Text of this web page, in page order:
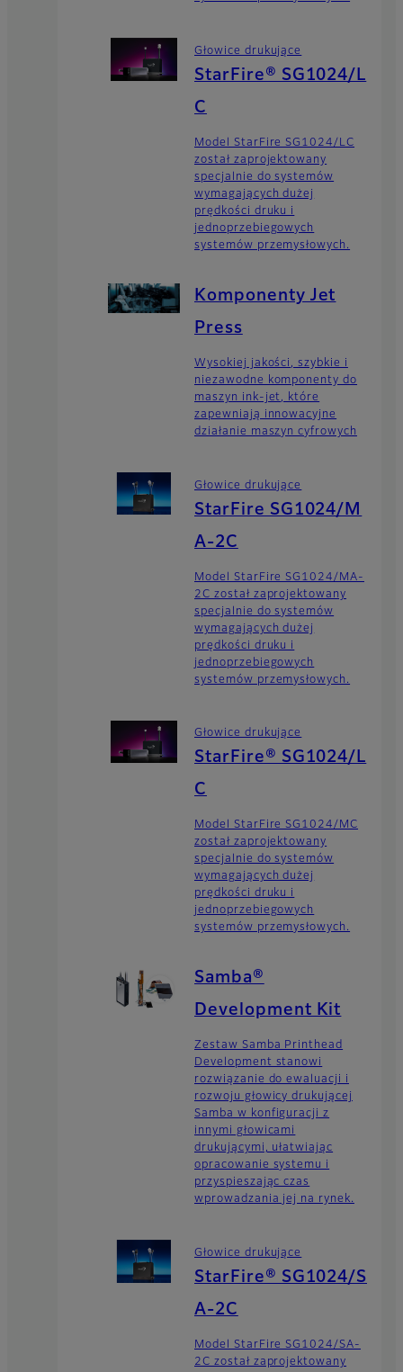
Głowice drukujące
StarFire® SG1024/L
C
Model StarFire SG1024/LC
został zaprojektowany
specjalnie do systemów
wymagających dużej
prędkości druku i
jednoprzebiegowych
systemów przemysłowych.
Komponenty Jet
Press
Wysokiej jakości, szybkie i
niezawodne komponenty do
maszyn ink-jet, które
zapewniają innowacyjne
działanie maszyn cyfrowych
Głowice drukujące
StarFire SG1024/M
A-2C
Model StarFire SG1024/MA-
2C został zaprojektowany
specjalnie do systemów
wymagających dużej
prędkości druku i
jednoprzebiegowych
systemów przemysłowych.
Głowice drukujące
StarFire® SG1024/L
C
Model StarFire SG1024/MC
został zaprojektowany
specjalnie do systemów
wymagających dużej
prędkości druku i
jednoprzebiegowych
systemów przemysłowych.
Samba®
Development Kit
Zestaw Samba Printhead
Development stanowi
rozwiązanie do ewaluacji i
rozwoju głowicy drukującej
Samba w konfiguracji z
innymi głowicami
drukującymi, ułatwiając
opracowanie systemu i
przyspieszając czas
wprowadzania jej na rynek.
Głowice drukujące
StarFire® SG1024/S
A-2C
Model StarFire SG1024/SA-
2C został zaprojektowany